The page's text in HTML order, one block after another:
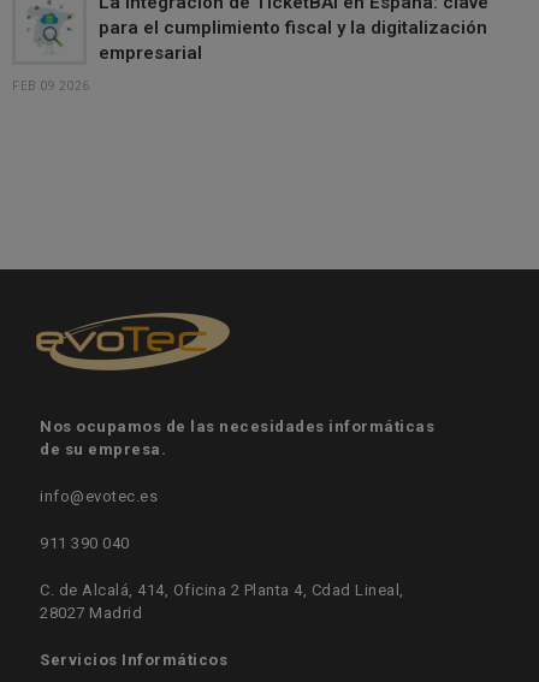
para el cumplimiento fiscal y la digitalización
empresarial
FEB 09 2026
Nos ocupamos de las necesidades informáticas
de su empresa.
info@evotec.es
911 390 040
C. de Alcalá, 414, Oficina 2 Planta 4, Cdad Lineal,
28027 Madrid
Servicios Informáticos